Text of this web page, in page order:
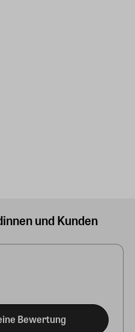
und Kunden
Bewertung